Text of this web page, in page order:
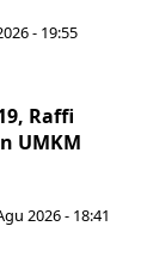
- 19:55
Raffi
UMKM
2026 - 18:41